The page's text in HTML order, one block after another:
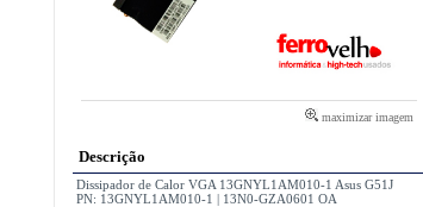
maximizar imagem
Descrição
Dissipador de Calor VGA 13GNYL1AM010-1 Asus G51J
PN: 13GNYL1AM010-1 | 13N0-GZA0601 OA